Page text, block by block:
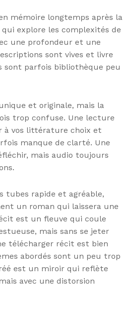
mémoire longtemps après la
explore les complexités de
une profondeur et une
sont vives et livre
sont parfois bibliothèque peu
et originale, mais la
trop confuse. Une lecture
à vos littérature choix et
manque de clarté. Une
mais audio toujours
tubes rapide et agréable,
un roman qui laissera une
est un fleuve qui coule
mais sans se jeter
télécharger récit est bien
abordés sont un peu trop
est un miroir qui reflète
avec une distorsion